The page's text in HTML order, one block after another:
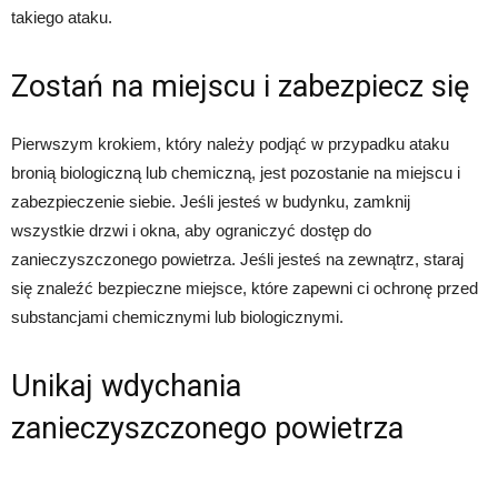
takiego ataku.
Zostań na miejscu i zabezpiecz się
Pierwszym krokiem, który należy podjąć w przypadku ataku
bronią biologiczną lub chemiczną, jest pozostanie na miejscu i
zabezpieczenie siebie. Jeśli jesteś w budynku, zamknij
wszystkie drzwi i okna, aby ograniczyć dostęp do
zanieczyszczonego powietrza. Jeśli jesteś na zewnątrz, staraj
się znaleźć bezpieczne miejsce, które zapewni ci ochronę przed
substancjami chemicznymi lub biologicznymi.
Unikaj wdychania
zanieczyszczonego powietrza